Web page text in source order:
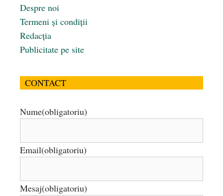
Despre noi
Termeni și condiții
Redacția
Publicitate pe site
CONTACT
Nume(obligatoriu)
Email(obligatoriu)
Mesaj(obligatoriu)